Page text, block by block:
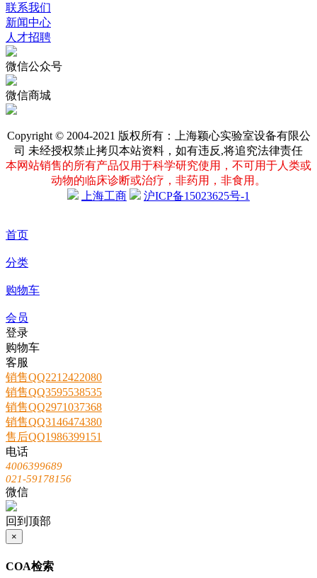
联系我们
新闻中心
人才招聘
微信公众号
微信商城
Copyright © 2004-2021 版权所有：上海颖心实验室设备有限公
司 未经授权禁止拷贝本站资料，如有违反,将追究法律责任
本网站销售的所有产品仅用于科学研究使用，不可用于人类或
动物的临床诊断或治疗，非药用，非食用。
上海工商
沪ICP备15023625号-1
首页
分类
购物车
会员
登录
购物车
客服
销售QQ2212422080
销售QQ3595538535
销售QQ2971037368
销售QQ3146474380
售后QQ1986399151
电话
4006399689
021-59178156
微信
回到顶部
×
COA检索